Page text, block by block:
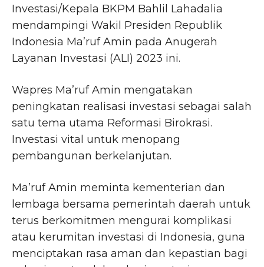
Investasi/Kepala BKPM Bahlil Lahadalia
mendampingi Wakil Presiden Republik
Indonesia Ma’ruf Amin pada Anugerah
Layanan Investasi (ALI) 2023 ini.
Wapres Ma’ruf Amin mengatakan
peningkatan realisasi investasi sebagai salah
satu tema utama Reformasi Birokrasi.
Investasi vital untuk menopang
pembangunan berkelanjutan.
Ma’ruf Amin meminta kementerian dan
lembaga bersama pemerintah daerah untuk
terus berkomitmen mengurai komplikasi
atau kerumitan investasi di Indonesia, guna
menciptakan rasa aman dan kepastian bagi